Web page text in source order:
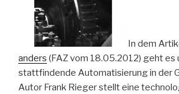
In dem
anders (FAZ vom 18.05.2012) geht es
stattfindende Automatisierung in der
Autor Frank Rieger stellt eine